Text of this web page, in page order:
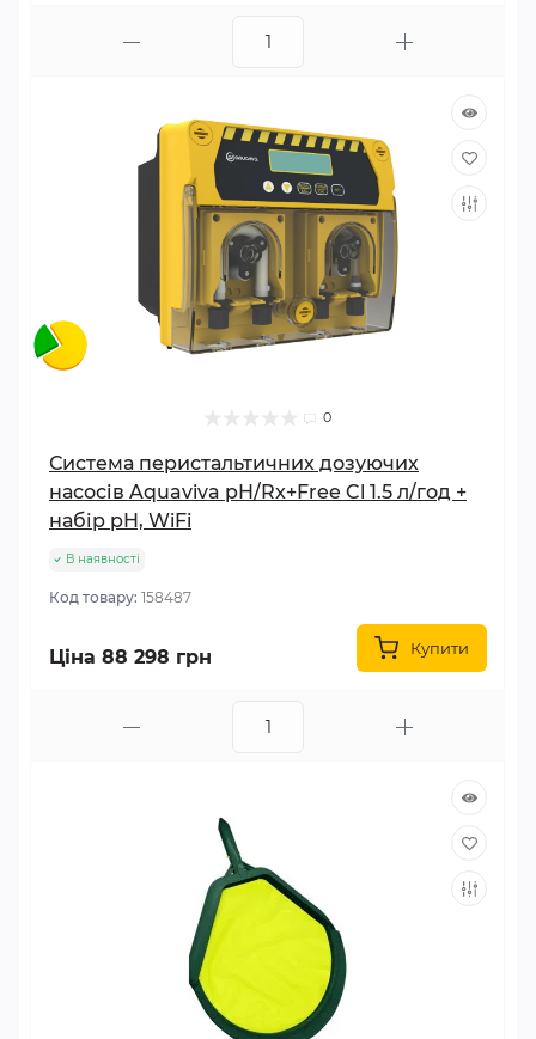
0
Система перистальтичних дозуючих
насосів Aquaviva pH/Rx+Free Cl 1.5 л/год +
набір pH, WiFi
В наявності
Код товару: 158487
Ціна 88 298 грн Купити